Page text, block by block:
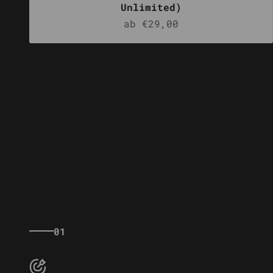
Unlimited)
Angebot
ab €29,00
01